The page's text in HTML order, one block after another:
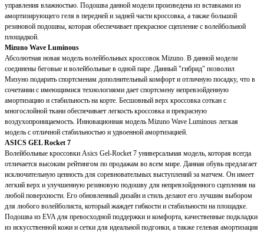
управления влажностью. Подошва данной модели произведена из вставками из
амортизирующего геля в передней и задней части кроссовка, а также большой
резиновой подошвы, которая обеспечивает прекрасное сцепление с волейбольной
площадкой.
Mizuno Wave Luminous
Абсолютная новая модель волейбольных кроссовок Mizuno. В данной модели
соединены беговые и волейбольные в одной паре. Данный "гибрид" позволил
Мизуно подарить спортсменам дополнительный комфорт и отличную посадку, что в
сочетании с имеющимися технологиями дает спортсмену непревзойденную
амортизацию и стабильность на корте. Бесшовный верх кроссовка соткан с
многослойной ткани обеспечивает легкость кроссовка и прекрасную
воздухопроницаемость. Инновационная модель Mizuno Wave Luminous легкая
модель с отличной стабильностью и удвоенной амортизацией.
ASICS GEL Rocket 7
Волейбольные кроссовки Asics Gel-Rocket 7 универсальная модель, которая всегда
отличается высоким рейтингом по продажам во всем мире. Данная обувь предлагает
исключительную ценность для соревновательных выступлений за матчем. Он имеет
легкий верх и улучшенную резиновую подошву для непревзойденного сцепления на
любой поверхности. Его обновленный дизайн и стиль делают его лучшим выбором
для любого волейболиста, который жаждет гибкости и стабильности на площадке.
Подошва из EVA для превосходной поддержки и комфорта, качественные подкладки
из искусственной кожи и сетки для идеальной подгонки, а также гелевая амортизация